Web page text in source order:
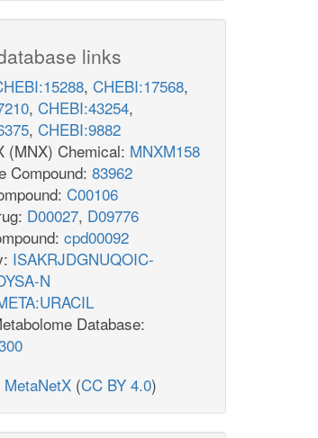
links
, CHEBI:17568,
, CHEBI:43254,
, CHEBI:9882
(MNX) Chemical: MNXM158
Compound: 83962
C00106
D00027, D09776
cpd00092
ISAKRJDGNUQOIC-
N
Database:
MetaNetX (CC BY 4.0)